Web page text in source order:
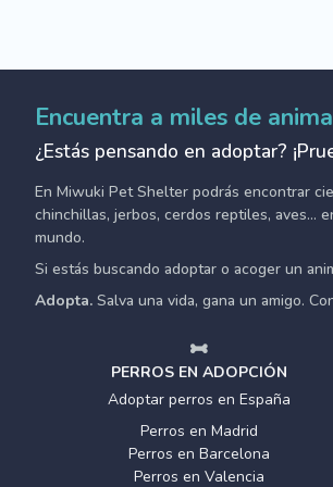
Encuentra a miles de
¿Estás pensando en adoptar?
En Miwuki Pet Shelter podrás encontrar
chinchillas, jerbos, cerdos reptiles, aves...
mundo.
Si estás buscando adoptar o acoger un
Adopta. Salva una vida, gana un amigo.
PERROS EN ADOPCIÓN
Adoptar perros en España
Perros en Madrid
Perros en Barcelona
Perros en Valencia